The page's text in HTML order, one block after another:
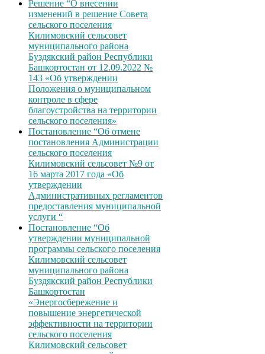
Решение “О внесении
изменений в решение Совета
сельского поселения
Килимовский сельсовет
муниципального района
Буздякский район Республики
Башкортостан от 12.09.2022 №
143 «Об утверждении
Положения о муниципальном
контроле в сфере
благоустройства на территории
сельского поселения»
Постановление “Об отмене
постановления Администрации
сельского поселения
Килимовский сельсовет №9 от
16 марта 2017 года «Об
утверждении
Административных регламентов
предоставления муниципальной
услуги “
Постановление “Об
утверждении муниципальной
программы сельского поселения
Килимовский сельсовет
муниципального района
Буздякский район Республики
Башкортостан
«Энергосбережение и
повышение энергетической
эффективности на территории
сельского поселения
Килимовский сельсовет